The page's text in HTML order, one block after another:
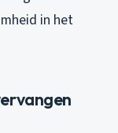
in het